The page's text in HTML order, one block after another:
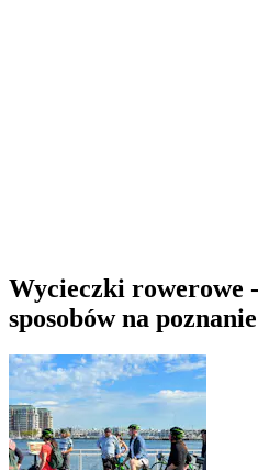
Wycieczki rowerowe
sposobów na poznanie